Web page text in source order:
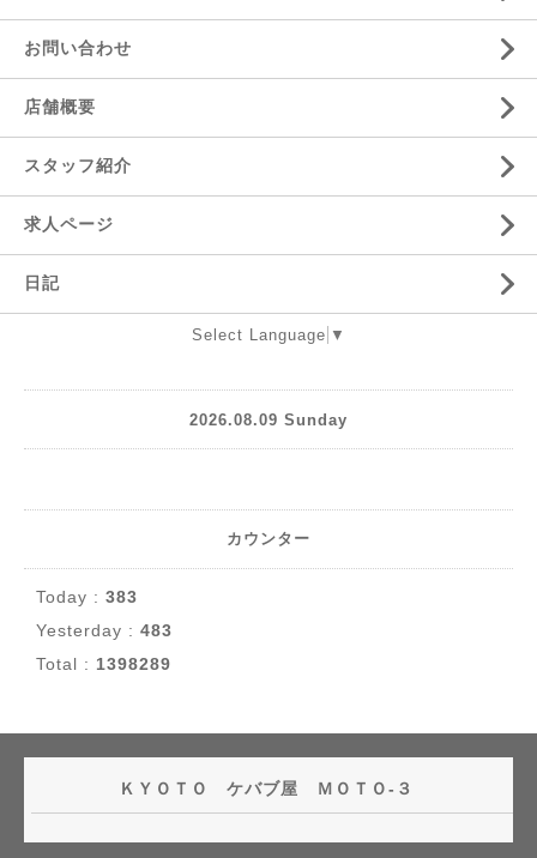
お問い合わせ
店舗概要
スタッフ紹介
求人ページ
日記
Select Language ▼
2026.08.09 Sunday
カウンター
Today : 383
Yesterday : 483
Total : 1398289
ＫＹＯＴＯ ケバブ屋 ＭＯＴＯ-３